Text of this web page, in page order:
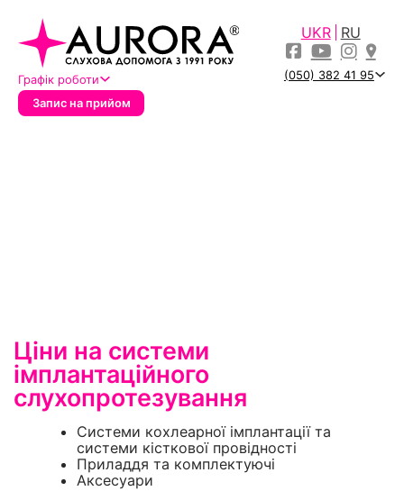
UKR RU
Графік роботи
(050) 382 41 95
Запис на прийом
Ціни на системи
імплантаційного
слухопротезування
Системи кохлеарної імплантації та
системи кісткової провідності
Приладдя та комплектуючі
Аксесуари